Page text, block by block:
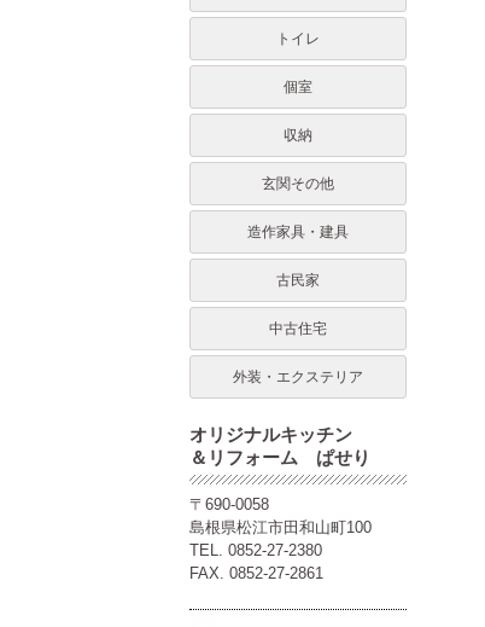
トイレ
個室
収納
玄関その他
造作家具・建具
古民家
中古住宅
外装・エクステリア
オリジナルキッチン
＆リフォーム ぱせり
〒690-0058
島根県松江市田和山町100
TEL. 0852-27-2380
FAX. 0852-27-2861